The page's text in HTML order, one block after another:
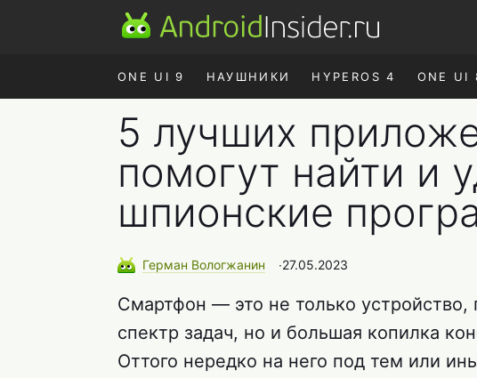
ONE UI 9 НАУШНИКИ HYPEROS 4 ONE UI
5 лучших
помогут найти и
шпионские
Герман Вологжанин ∙27.05.2023
Смартфон — это не только
спектр задач, но и большая копилка
Оттого нередко на него под тем или